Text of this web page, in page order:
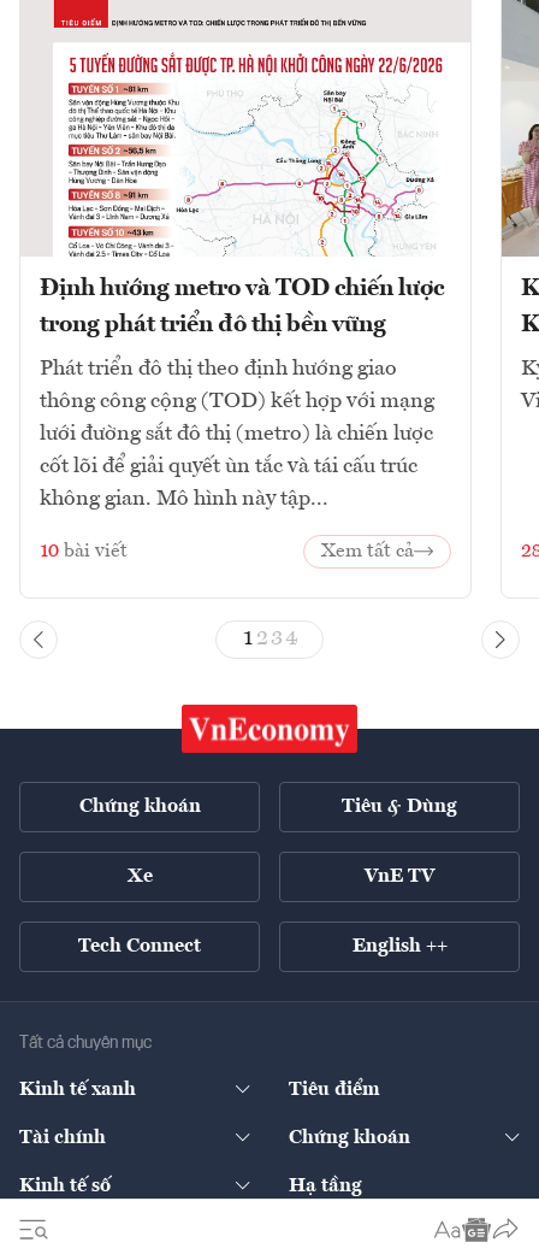
Định hướng metro và TOD chiến lược
trong phát triển đô thị bền vững
Phát triển đô thị theo định hướng giao
thông công cộng (TOD) kết hợp với mạng
lưới đường sắt đô thị (metro) là chiến lược
cốt lõi để giải quyết ùn tắc và tái cấu trúc
không gian. Mô hình này tập...
10 bài viết Xem tất cả
1 23 4
Chứng khoán Tiêu & Dùng
Xe VnE TV
Tech Connect English ++
Tất cả chuyên mục
Kinh tế xanh
Thương hiệu xanh
Tiêu điểm
Tài chính
Ngân hàng
Chứng khoán
Doanh nghiệp niêm yết
Kinh tế số
Sản phẩm - Thị trường
Hạ tầng
Bất động sản